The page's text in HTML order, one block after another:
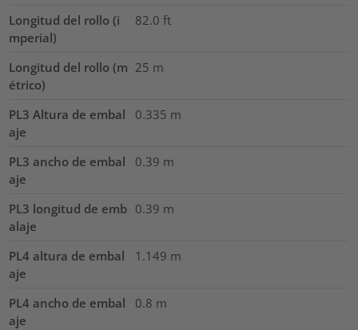
Longitud del rollo (i
mperial)
82.0 ft
Longitud del rollo (m
étrico)
25 m
PL3 Altura de embal
aje
0.335 m
PL3 ancho de embal
aje
0.39 m
PL3 longitud de emb
alaje
0.39 m
PL4 altura de embal
aje
1.149 m
PL4 ancho de embal
aje
0.8 m